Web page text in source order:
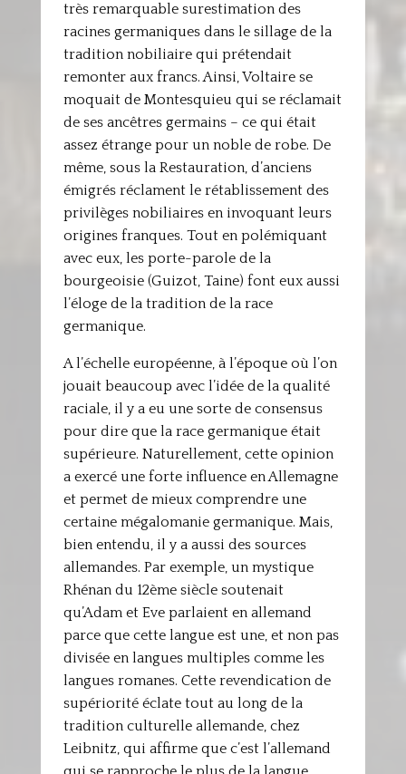
très remarquable surestimation des
racines germaniques dans le sillage de la
tradition nobiliaire qui prétendait
remonter aux francs. Ainsi, Voltaire se
moquait de Montesquieu qui se réclamait
de ses ancêtres germains – ce qui était
assez étrange pour un noble de robe. De
même, sous la Restauration, d’anciens
émigrés réclament le rétablissement des
privilèges nobiliaires en invoquant leurs
origines franques. Tout en polémiquant
avec eux, les porte-parole de la
bourgeoisie (Guizot, Taine) font eux aussi
l’éloge de la tradition de la race
germanique.
A l’échelle européenne, à l’époque où l’on
jouait beaucoup avec l’idée de la qualité
raciale, il y a eu une sorte de consensus
pour dire que la race germanique était
supérieure. Naturellement, cette opinion
a exercé une forte influence en Allemagne
et permet de mieux comprendre une
certaine mégalomanie germanique. Mais,
bien entendu, il y a aussi des sources
allemandes. Par exemple, un mystique
Rhénan du 12ème siècle soutenait
qu’Adam et Eve parlaient en allemand
parce que cette langue est une, et non pas
divisée en langues multiples comme les
langues romanes. Cette revendication de
supériorité éclate tout au long de la
tradition culturelle allemande, chez
Leibnitz, qui affirme que c’est l’allemand